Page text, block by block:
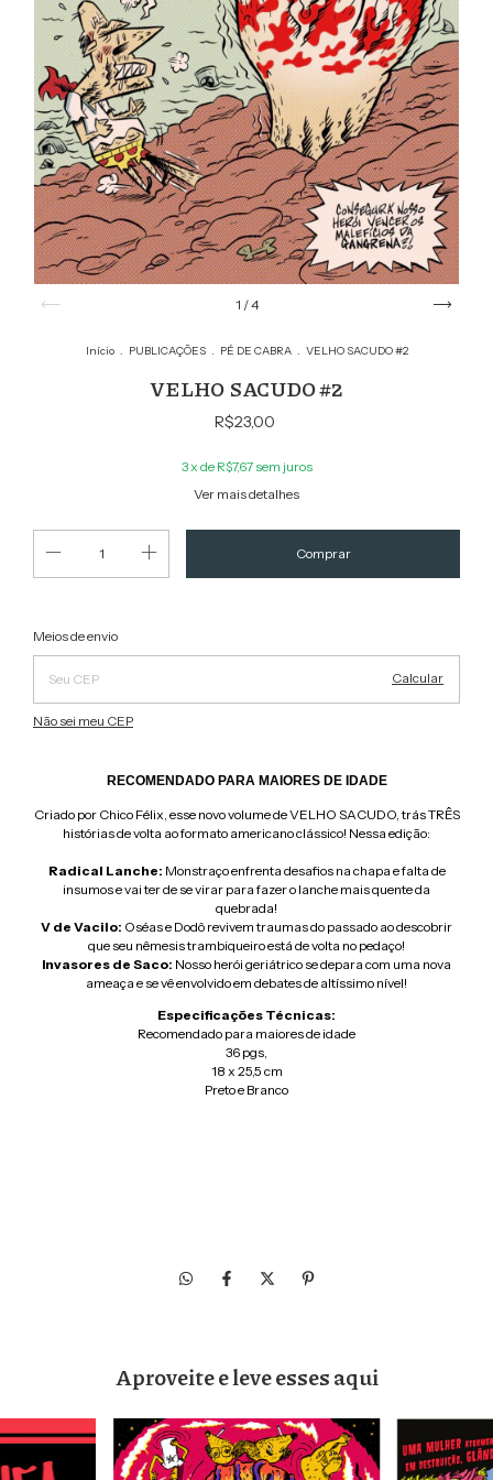
1 /4
Início . PUBLICAÇÕES . PÉ DE CABRA . VELHO SACUDO #2
VELHO SACUDO #2
R$23,00
3 x de R$7,67 sem juros
Ver mais detalhes
Entregas para o CEP:
Meios de envio
Calcular
Não sei meu CEP
RECOMENDADO PARA MAIORES DE IDADE
Criado por Chico Félix, esse novo volume de VELHO SACUDO, trás TRÊS
histórias de volta ao formato americano clássico! Nessa edição:
Radical Lanche: Monstraço enfrenta desafios na chapa e falta de
insumos e vai ter de se virar para fazer o lanche mais quente da
quebrada!
V de Vacilo: Oséas e Dodô revivem traumas do passado ao descobrir
que seu nêmesis trambiqueiro está de volta no pedaço!
Invasores de Saco: Nosso herói geriátrico se depara com uma nova
ameaça e se vê envolvido em debates de altíssimo nível!
Especificações Técnicas:
Recomendado para maiores de idade
36 pgs,
18 x 25,5 cm
Preto e Branco
Aproveite e leve esses aqui